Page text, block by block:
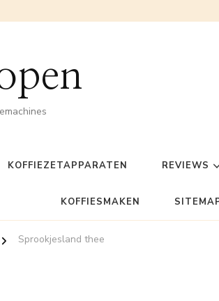
KOFFIEZETAPPARATEN REVIEWS
KOFFIESMAKEN
Sprookjesland thee